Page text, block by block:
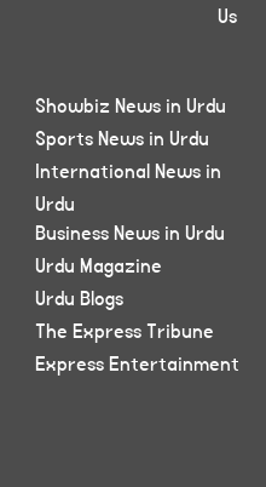
Us
Showbiz News in Urdu
Sports News in Urdu
International News in
Urdu
Business News in Urdu
Urdu Magazine
Urdu Blogs
The Express Tribune
Express Entertainment